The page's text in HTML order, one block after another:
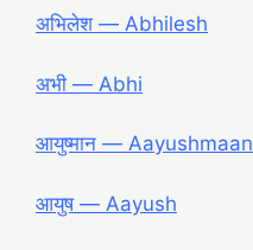
अभिलेश ― Abhilesh
अभी ― Abhi
आयुष्मान ― Aayushmaan
आयुष ― Aayush